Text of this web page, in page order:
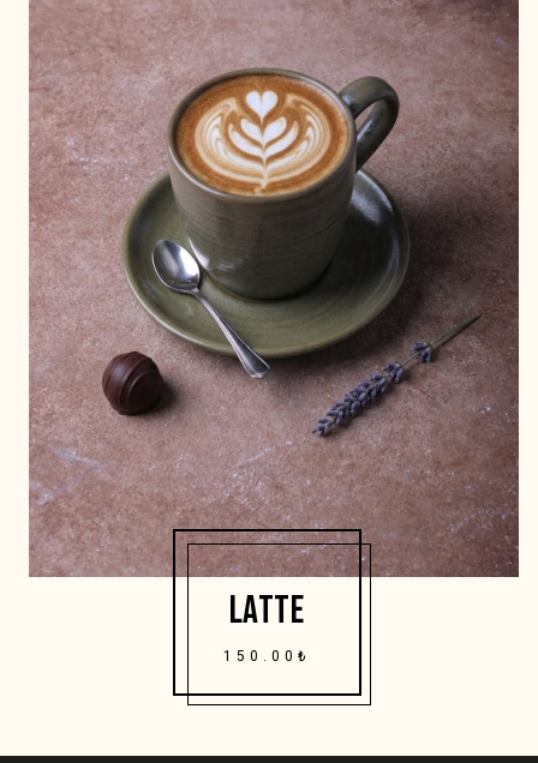
LATTE
150.00₺